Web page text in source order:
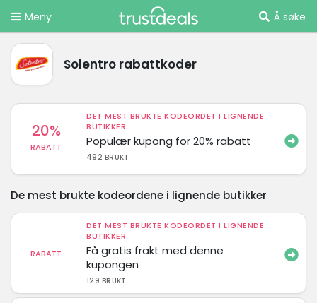
Meny Å søke
Solentro rabattkoder
20%
RABATT
DET MEST BRUKTE KODEORDET I LIGNENDE
BUTIKKER
Populær kupong for 20% rabatt
492 BRUKT
De mest brukte kodeordene i lignende butikker
RABATT
DET MEST BRUKTE KODEORDET I LIGNENDE
BUTIKKER
Få gratis frakt med denne
kupongen
129 BRUKT